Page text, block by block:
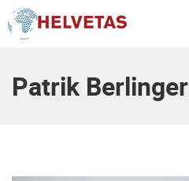
Patrik Berlinger